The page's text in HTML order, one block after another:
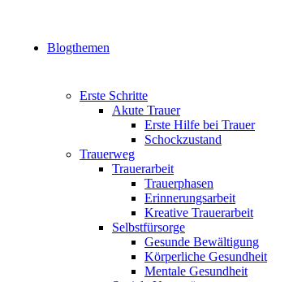
Blogthemen
Erste Schritte
Akute Trauer
Erste Hilfe bei Trauer
Schockzustand
Trauerweg
Trauerarbeit
Trauerphasen
Erinnerungsarbeit
Kreative Trauerarbeit
Selbstfürsorge
Gesunde Bewältigung
Körperliche Gesundheit
Mentale Gesundheit